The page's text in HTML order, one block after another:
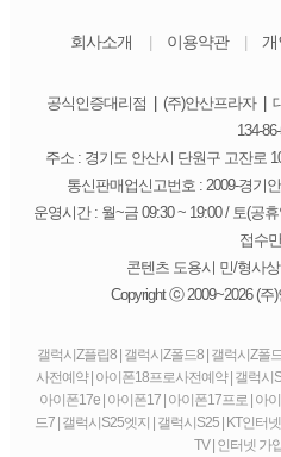
회사소개 이용약관
공식인증대리점 (주)안산프라자
134-
주소 : 경기도 안산시 단원구 고잔로
통신판매업신고번호 : 2009-경기
운영시간 : 월~금 09:30 ~ 19:00 / 토(공
접수
콘텐츠 도용시 민/형사
Copyright ⓒ 2009~2026 (
갤럭시Z플립8 | 갤럭시Z폴드8 | 갤럭시Z폴
사전예약 | 아이폰18프로사전예약 | 갤럭시
아이폰17e | 아이폰17 | 아이폰17프로 | 아
드7 | 갤럭시S25엣지 | 갤럭시S25 | KT인터
TV | 인터넷 가